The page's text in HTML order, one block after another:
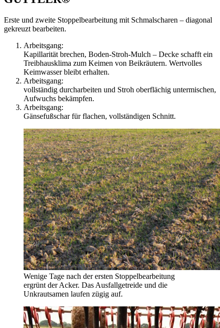
Erste und zweite Stoppelbearbeitung mit Schmalscharen – diagonal
gekreuzt bearbeiten.
Arbeitsgang:
Kapillarität brechen, Boden-Stroh-Mulch – Decke schafft ein
Treibhausklima zum Keimen von Beikräutern. Wertvolles
Keimwasser bleibt erhalten.
Arbeitsgang:
vollständig durcharbeiten und Stroh oberflächig untermischen,
Aufwuchs bekämpfen.
Arbeitsgang:
Gänsefußschar für flachen, vollständigen Schnitt.
Wenige Tage nach der ersten Stoppelbearbeitung
ergrünt der Acker. Das Ausfallgetreide und die
Unkrautsamen laufen zügig auf.